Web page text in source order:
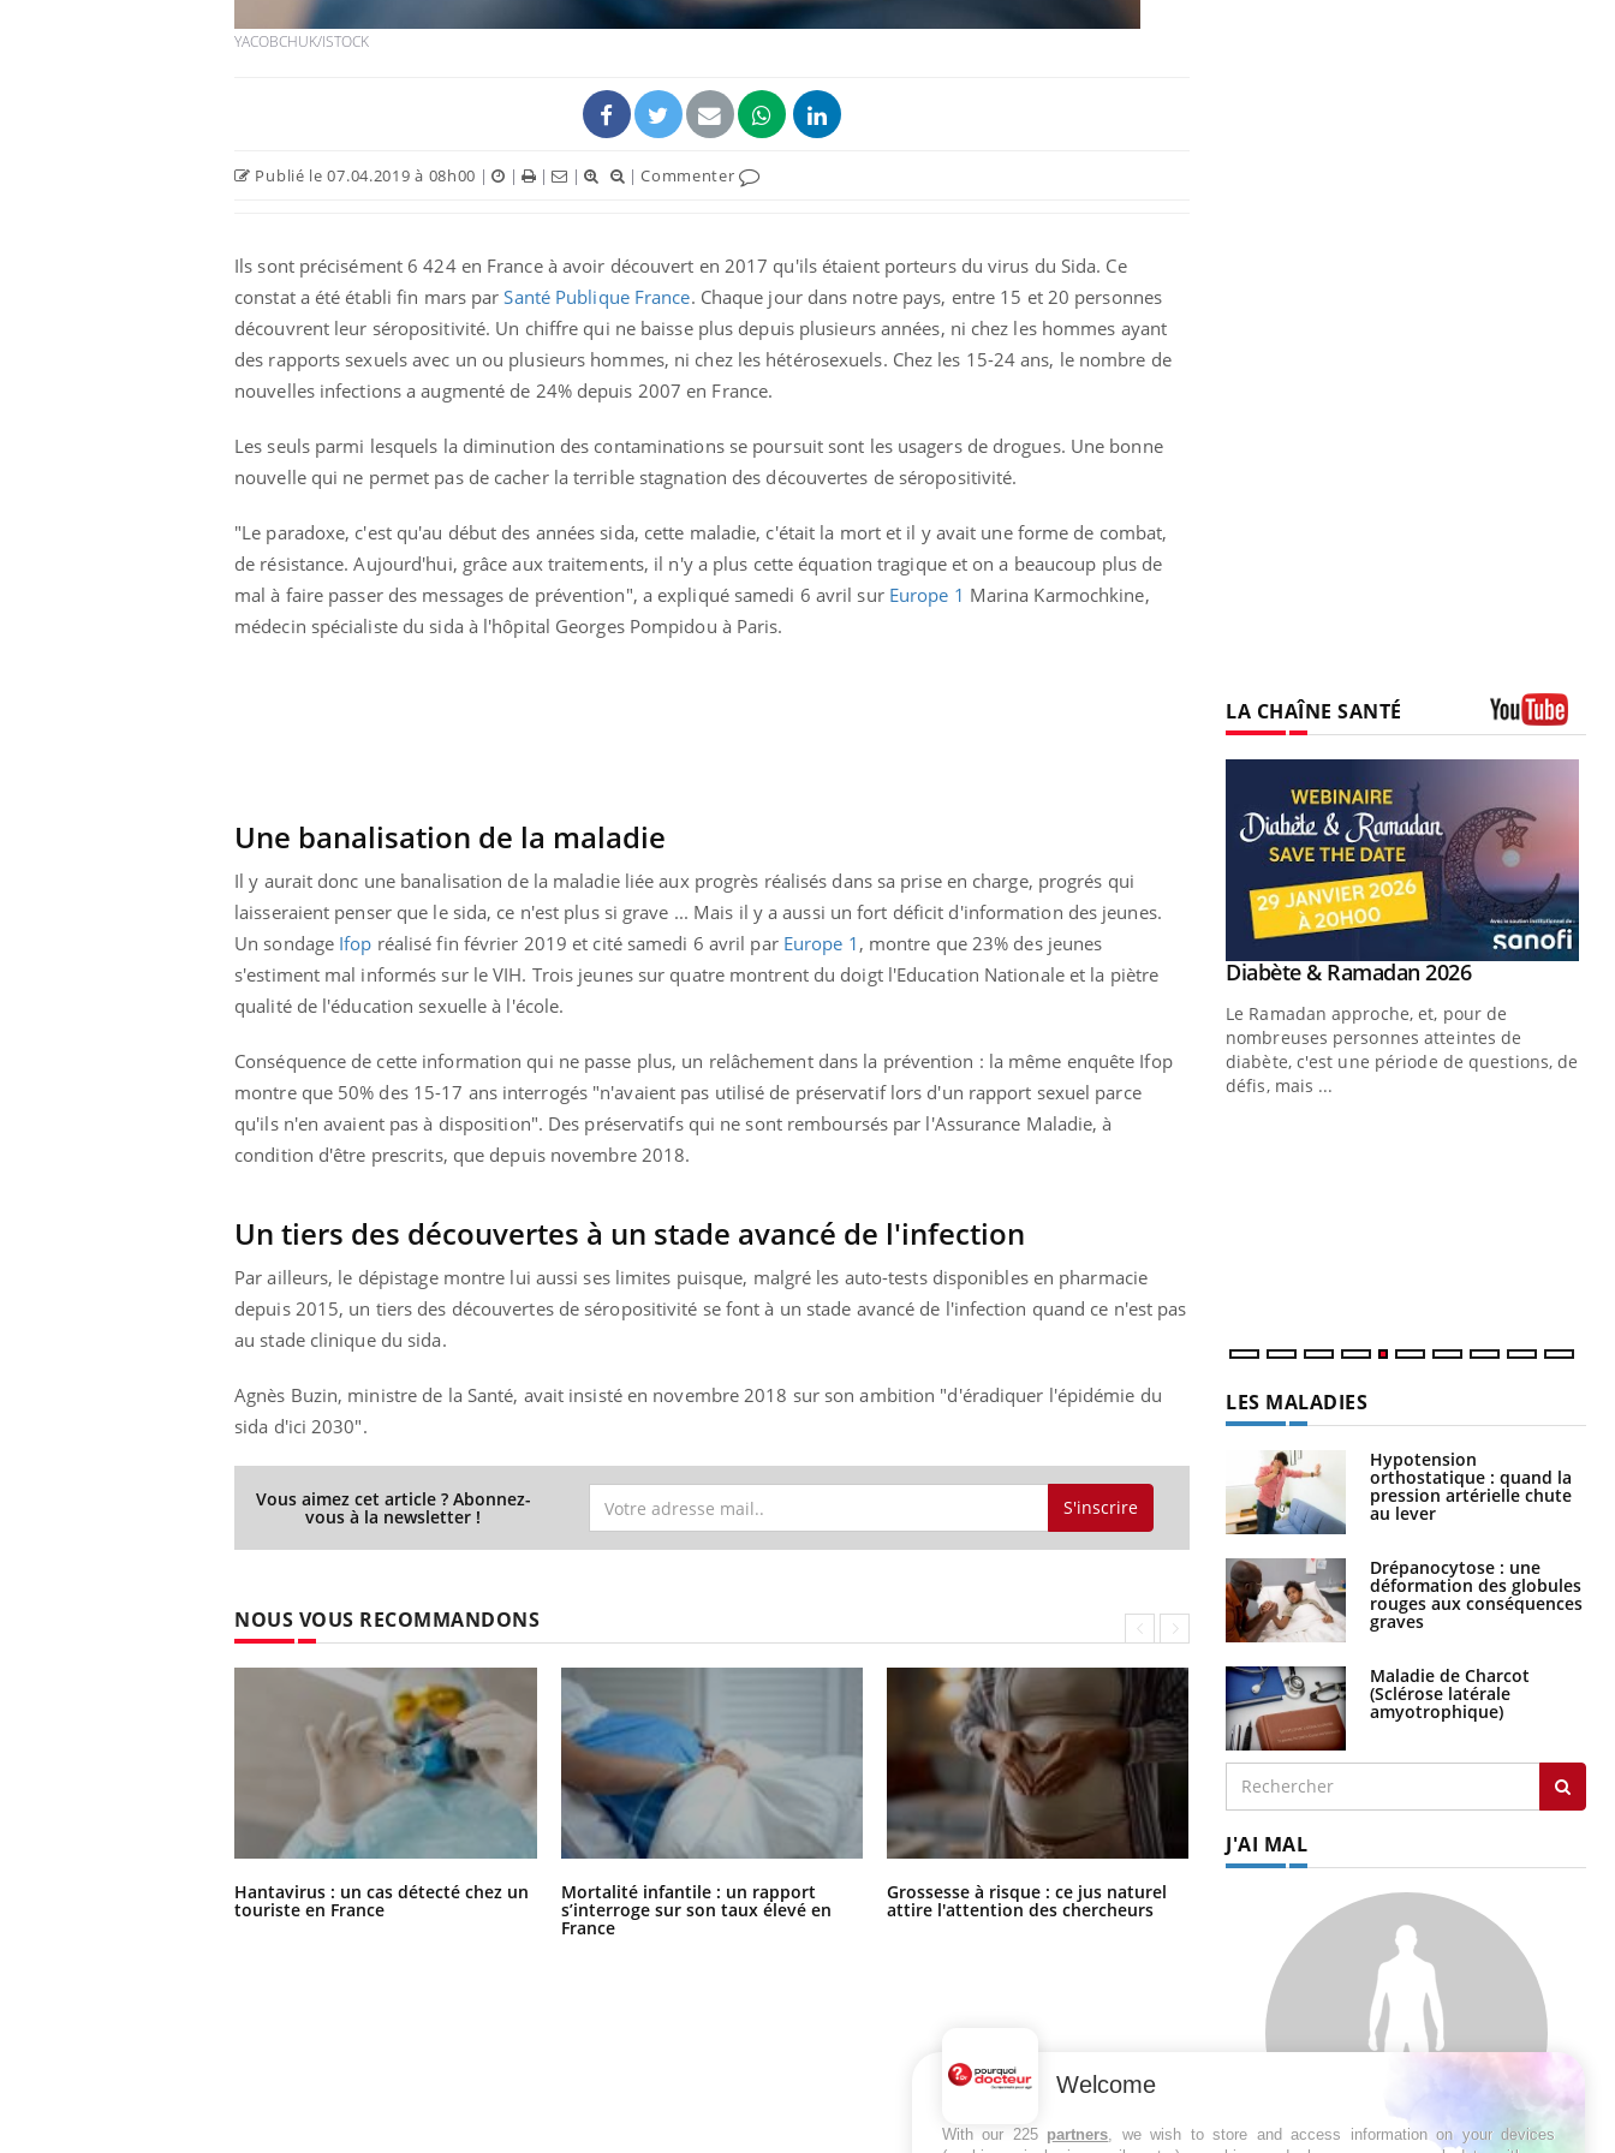
YACOBCHUK/ISTOCK
Publié le 07.04.2019 à 08h00 | | | | |Commenter
Ils sont précisément 6 424 en France à avoir découvert en 2017 qu'ils étaient porteurs du virus du Sida. Ce
constat a été établi fin mars parSanté Publique France. Chaque jour dans notre pays, entre 15 et 20 personnes
découvrent leur séropositivité. Un chiffre qui ne baisse plus depuis plusieurs années, ni chez les hommes ayant
des rapports sexuels avec un ou plusieurs hommes, ni chez les hétérosexuels. Chez les 15-24 ans, le nombre de
nouvelles infections a augmenté de 24% depuis 2007 en France.
Les seuls parmi lesquels la diminution des contaminations se poursuit sont les usagers de drogues. Une bonne
nouvelle qui ne permet pas de cacher la terrible stagnation des découvertes de séropositivité.
"Le paradoxe, c'est qu'au début des années sida, cette maladie, c'était la mort et il y avait une forme de combat,
de résistance. Aujourd'hui, grâce aux traitements, il n'y a plus cette équation tragique et on a beaucoup plus de
mal à faire passer des messages de prévention", a expliqué samedi 6 avril sur Europe 1 Marina Karmochkine,
médecin spécialiste du sida à l'hôpital Georges Pompidou à Paris.
Une banalisation de la maladie
Il y aurait donc une banalisation de la maladie liée aux progrès réalisés dans sa prise en charge, progrés qui
laisseraient penser que le sida, ce n'est plus si grave ... Mais il y a aussi un fort déficit d'information des jeunes.
Un sondage Ifop réalisé fin février 2019 et cité samedi 6 avril par Europe 1 , montre que 23% des jeunes
s'estiment mal informés sur le VIH. Trois jeunes sur quatre montrent du doigt l'Education Nationale et la piètre
qualité de l'éducation sexuelle à l'école.
Conséquence de cette information qui ne passe plus, un relâchement dans la prévention : la même enquête Ifop
montre que 50% des 15-17 ans interrogés "n'avaient pas utilisé de préservatif lors d'un rapport sexuel parce
qu'ils n'en avaient pas à disposition". Des préservatifs qui ne sont remboursés par l'Assurance Maladie, à
condition d'être prescrits, que depuis novembre 2018.
Un tiers des découvertes à un stade avancé de l'infection
Par ailleurs, le dépistage montre lui aussi ses limites puisque, malgré les auto-tests disponibles en pharmacie
depuis 2015, un tiers des découvertes de séropositivité se font à un stade avancé de l'infection quand ce n'est pas
au stade clinique du sida.
Agnès Buzin, ministre de la Santé, avait insisté en novembre 2018 sur son ambition "d'éradiquer l'épidémie du
sida d'ici 2030".
Vous aimez cet article ? Abonnez-
vous à la newsletter ! S'inscrire
NOUS VOUS RECOMMANDONS
Hantavirus : un cas détecté chez un
touriste en France
Mortalité infantile : un rapport
s’interroge sur son taux élevé en
France
Grossesse à risque : ce jus naturel
attire l'attention des chercheurs
Comment oublier les écrans en
LA CHAÎNE SANTÉ
Carence en fer : comprendre pour
Youtube
même alopécie… Les symptômes de la
carence en fer sont multiples ce qui la rend
Youtube
Insuline & Charge mentale : et si on
osait en parler?? Youtube
reste entourée d'idées reçues chez les
patients comme parfois chez les soignants.
Youtube
Eczéma Chronique des Mains : se
préparer pour l’été ! Youtube
rythme de vie ! Vacances, plage, piscine,
soleil, activités en plein air… Nos mains
Youtube
Diabète & Ramadan 2026Youtube
Le Ramadan approche, et, pour de
nombreuses personnes atteintes de
diabète, c'est une période de questions, de
défis, mais ...
LES MALADIES
Hypotension
orthostatique : quand la
pression artérielle chute
au lever
Drépanocytose : une
déformation des globules
rouges aux conséquences
graves
Maladie de Charcot
(Sclérose latérale
amyotrophique)
J'AI MAL
Welcome
With our 225 partners, we wish to store and access information on your devices